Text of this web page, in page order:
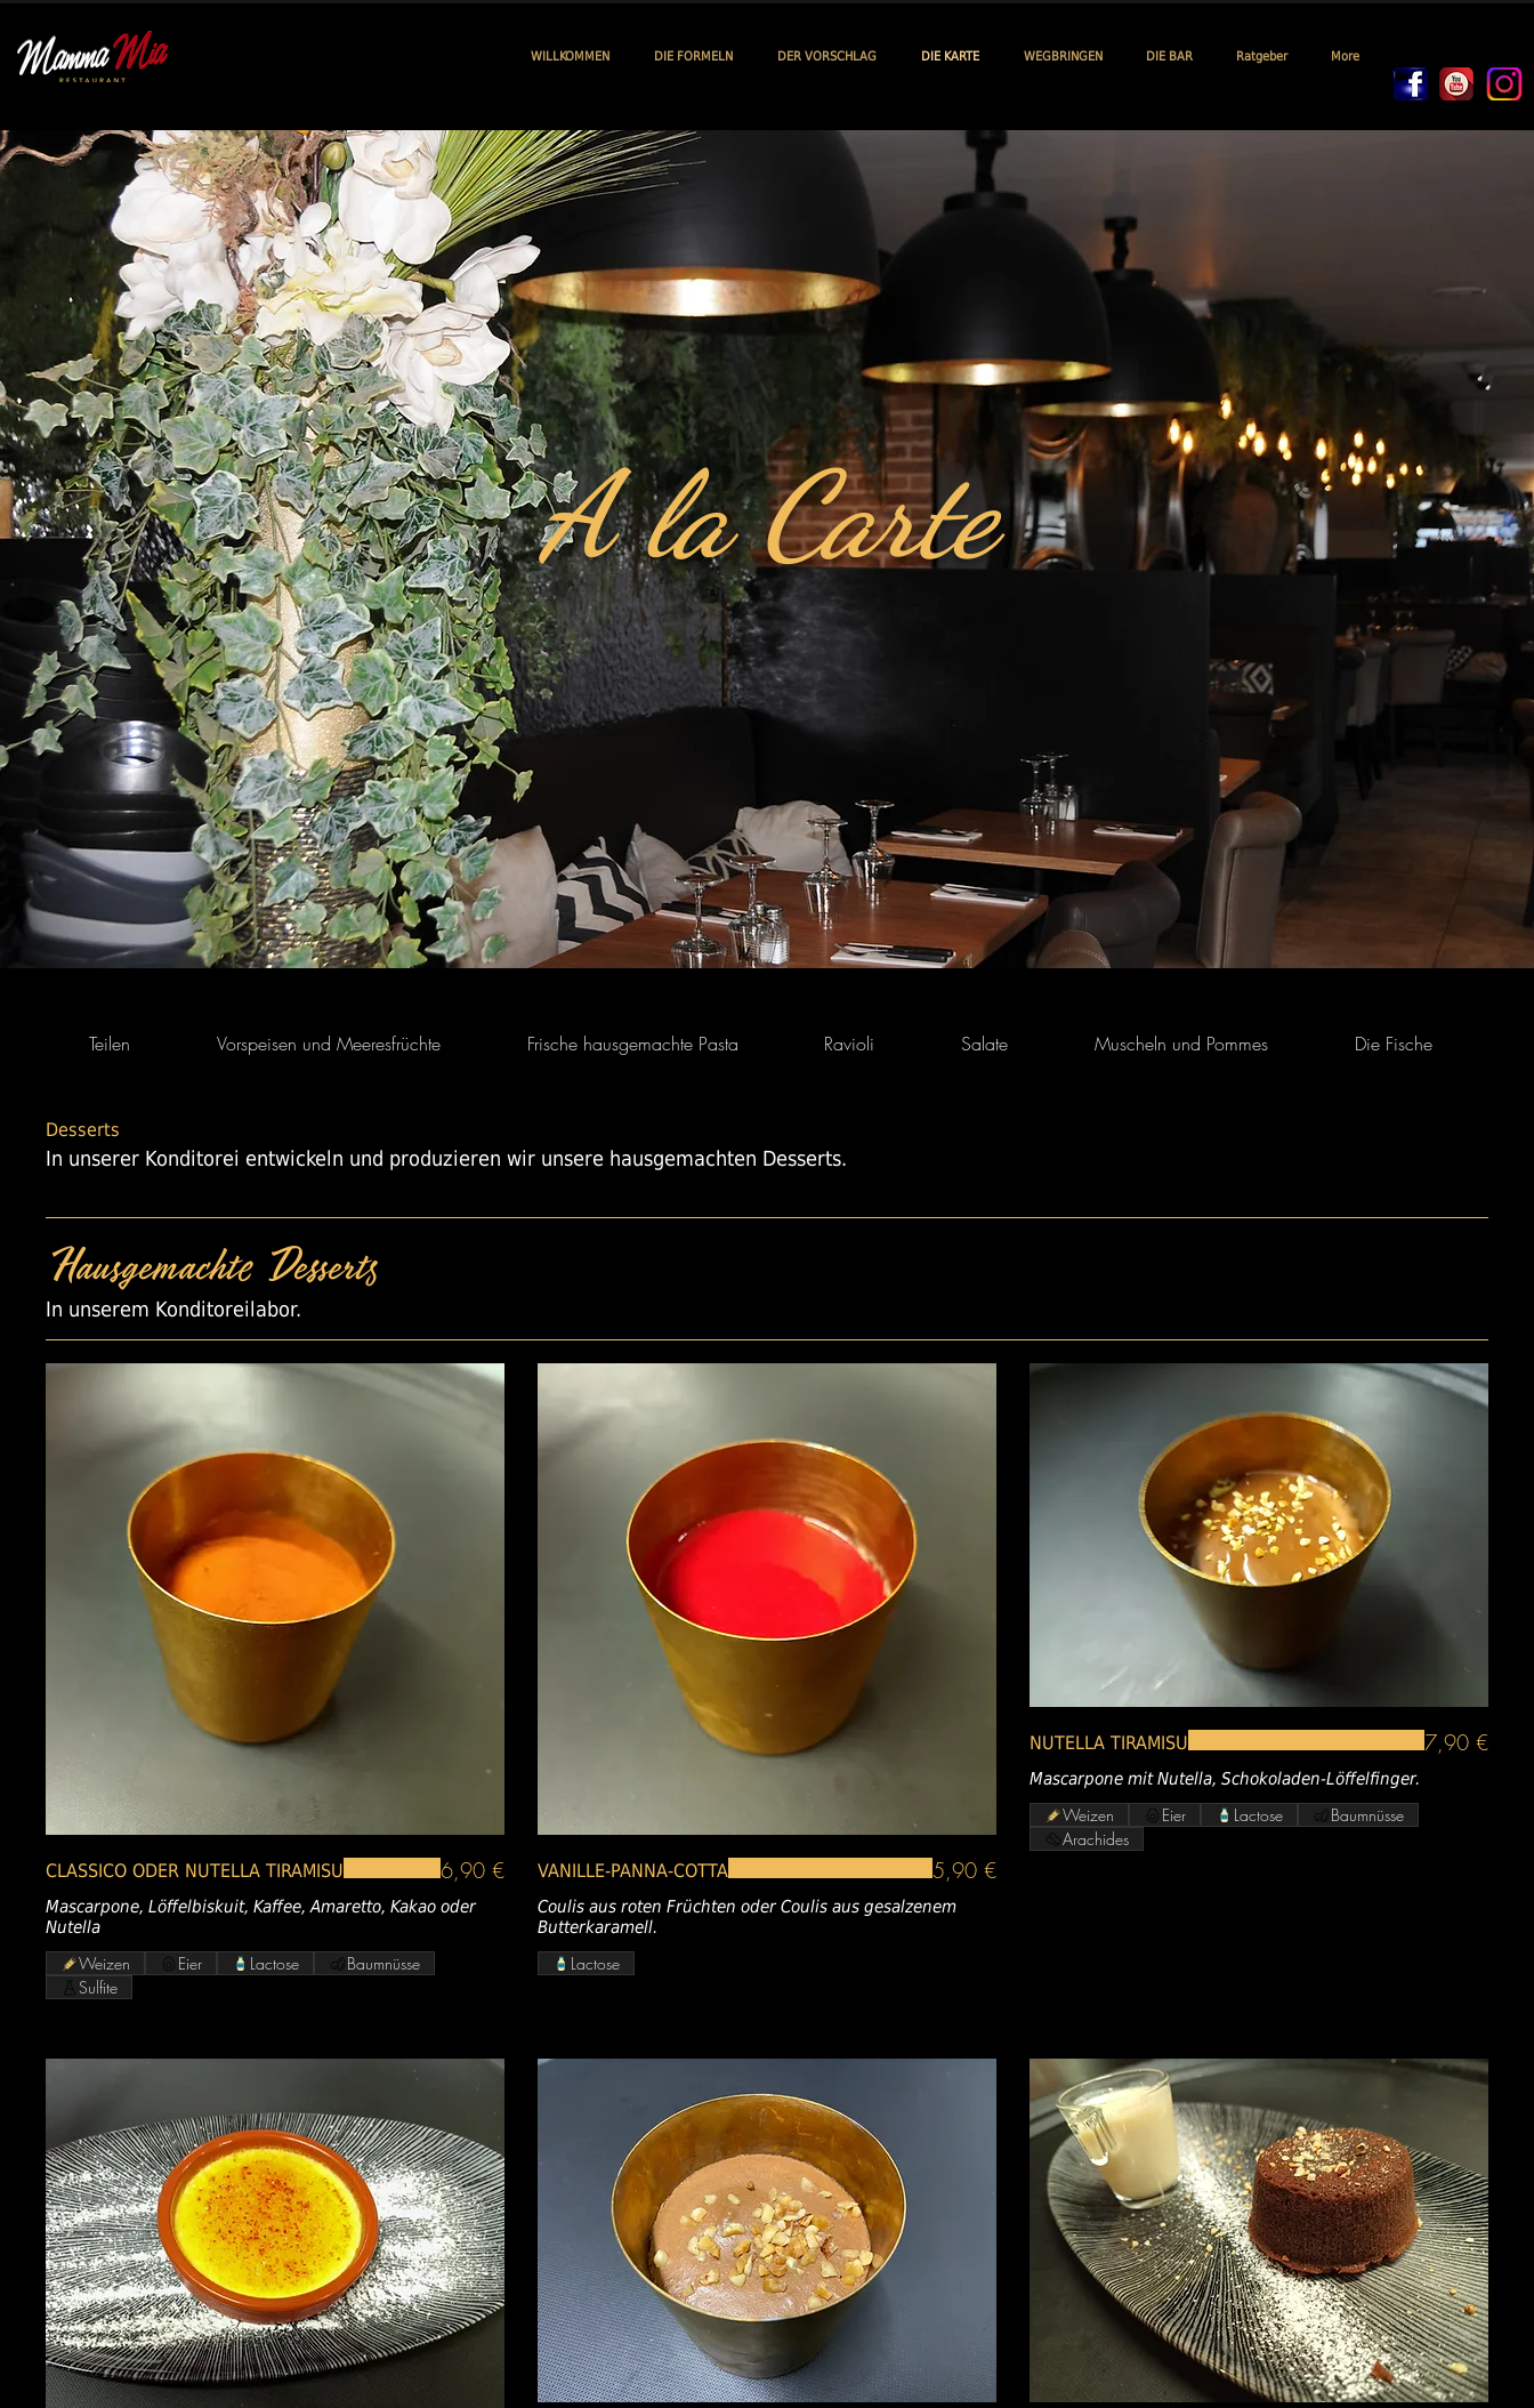
WILLKOMMEN DIE FORMELN DER VORSCHLAG DIE KARTE WEGBRINGEN DIE BAR Ratgeber More
A la Carte
Teilen Vorspeisen und Meeresfrüchte Frische hausgemachte Pasta Ravioli Salate Muscheln und Pommes Die Fische
Desserts
In unserer Konditorei entwickeln und produzieren wir unsere hausgemachten Desserts.
Hausgemachte Desserts
In unserem Konditoreilabor.
CLASSICO ODER NUTELLA TIRAMISU
Mascarpone, Löffelbiskuit, Kaffee, Amaretto, Kakao oder
Nutella
6,90 €
Weizen Eier Lactose
Baumnüsse
Sulfite
VANILLE-PANNA-COTTA
Coulis aus roten Früchten oder Coulis aus gesalzenem
Butterkaramell.
5,90 €
Lactose
NUTELLA TIRAMISU
Mascarpone mit Nutella, Schokoladen-Löffelfinger.
7,90 €
Weizen Eier Lactose
Baumnüsse
Arachides